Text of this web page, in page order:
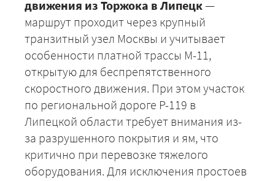
движения из Торжока в Липецк —
маршрут проходит через крупный
транзитный узел Москвы и учитывает
особенности платной трассы М-11,
открытую для беспрепятственного
скоростного движения. При этом участок
по региональной дороге Р-119 в
Липецкой области требует внимания из-
за разрушенного покрытия и ям, что
критично при перевозке тяжелого
оборудования. Для исключения простоев
+7 (499) 520-05-23